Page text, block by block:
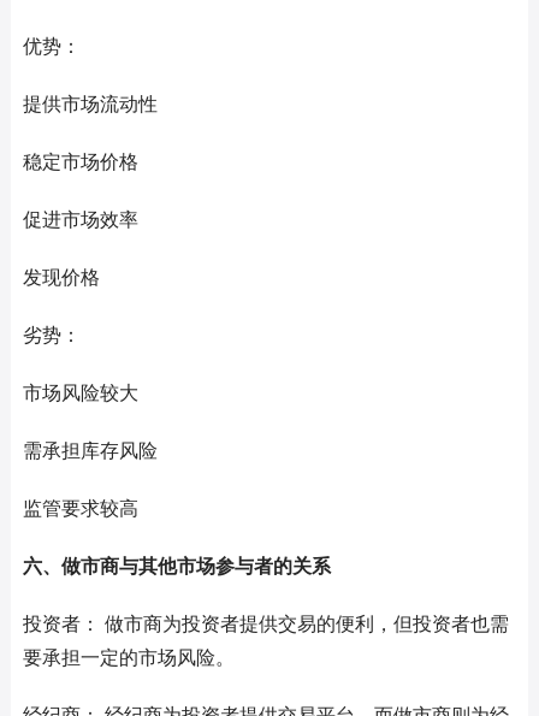
优势：
提供市场流动性
稳定市场价格
促进市场效率
发现价格
劣势：
市场风险较大
需承担库存风险
监管要求较高
六、做市商与其他市场参与者的关系
投资者： 做市商为投资者提供交易的便利，但投资者也需
要承担一定的市场风险。